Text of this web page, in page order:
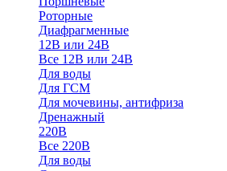
Роторные
Диафрагменные
12В или 24В
Все 12В или 24В
Для воды
Для ГСМ
Для мочевины, антифриза
Дренажный
220В
Все 220В
Для воды